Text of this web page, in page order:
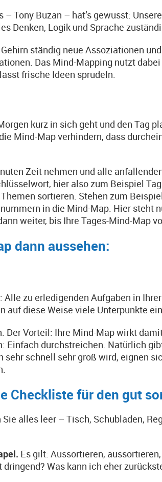
– Tony Buzan – hat’s gewusst:
Denken, Logik und Sprache
ständig neue Assoziationen
Das Mind-Mapping nutzt
frische Ideen sprudeln.
kurz in sich geht und den Tag
Mind-Map verhindern, dass
Zeit nehmen und alle
hier also zum Beispiel
sortieren. Stehen zum
in die Mind-Map. Hier steht
weiter, bis Ihre Tages-Mind-Map
dann aussehen:
zu erledigenden Aufgaben in
auf diese Weise viele Unterpunkte
Der Vorteil: Ihre Mind-Map wirkt
Einfach durchstreichen. Natürlich
sehr schnell sehr groß wird, eignen
Checkliste für den gut
Sie alles leer – Tisch, Schubladen,
Es gilt: Aussortieren,
Was kann ich eher